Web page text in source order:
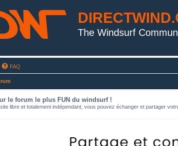
The Windsurf
FAQ
le forum le plus FUN du windsurf !
libre et totalement indépendant, vous pouvez échanger et partager